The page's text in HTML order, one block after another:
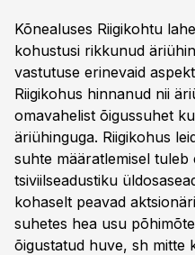
Kõnealuses Riigikohtu
kohustusi rikkunud
vastutuse erinevaid
Riigikohus hinnanud nii
omavahelist õigussuhet
äriühinguga. Riigikohus
suhte määratlemisel tuleb
tsiviilseadustiku
kohaselt peavad
suhetes hea usu
õigustatud huve, sh mitte